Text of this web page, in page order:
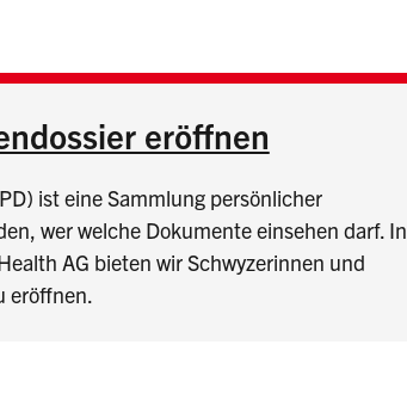
eröffnen
ist eine Sammlung persönlicher
wer welche Dokumente einsehen darf. In
AG bieten wir Schwyzerinnen und
eröffnen.